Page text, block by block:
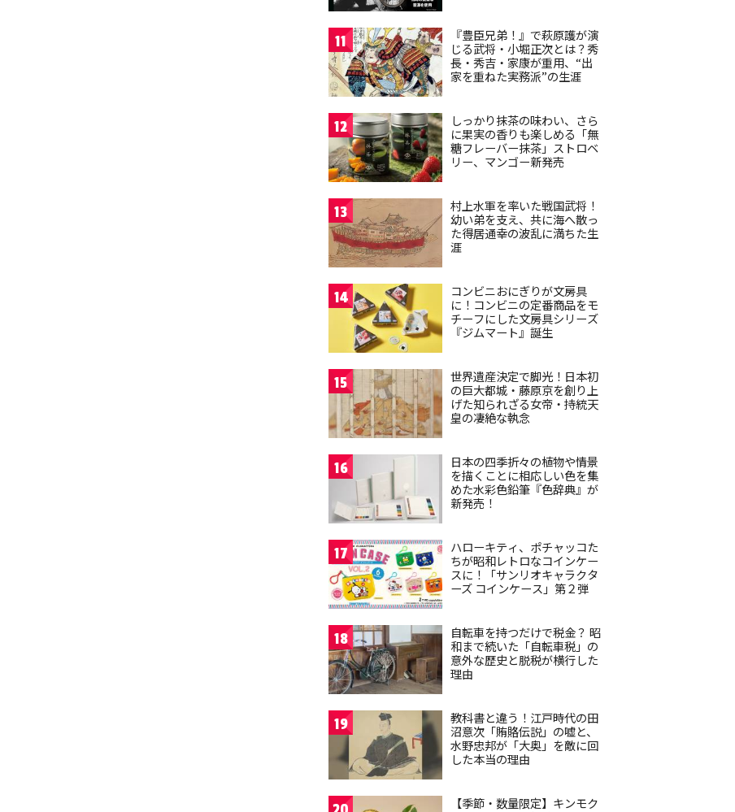
11
『豊臣兄弟！』で萩原護が演
じる武将・小堀正次とは？秀
長・秀吉・家康が重用、“出
家を重ねた実務派”の生涯
12
しっかり抹茶の味わい、さら
に果実の香りも楽しめる「無
糖フレーバー抹茶」ストロベ
リー、マンゴー新発売
13
村上水軍を率いた戦国武将！
幼い弟を支え、共に海へ散っ
た得居通幸の波乱に満ちた生
涯
14
コンビニおにぎりが文房具
に！コンビニの定番商品をモ
チーフにした文房具シリーズ
『ジムマート』誕生
15
世界遺産決定で脚光！日本初
の巨大都城・藤原京を創り上
げた知られざる女帝・持統天
皇の凄絶な執念
16
日本の四季折々の植物や情景
を描くことに相応しい色を集
めた水彩色鉛筆『色辞典』が
新発売！
17
ハローキティ、ポチャッコた
ちが昭和レトロなコインケー
スに！「サンリオキャラクタ
ーズ コインケース」第２弾
18
自転車を持つだけで税金？ 昭
和まで続いた「自転車税」の
意外な歴史と脱税が横行した
理由
19
教科書と違う！江戸時代の田
沼意次「賄賂伝説」の嘘と、
水野忠邦が「大奥」を敵に回
した本当の理由
【季節・数量限定】キンモク